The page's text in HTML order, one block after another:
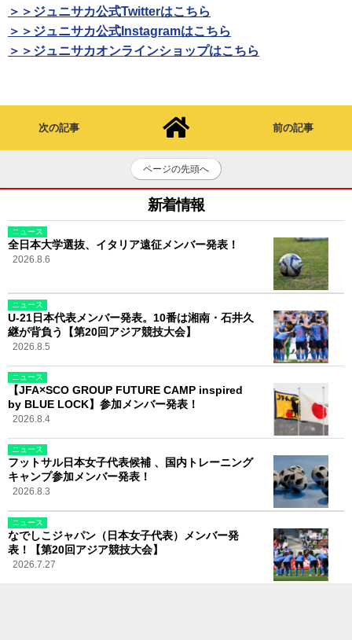
＞＞ジュニサカ公式Twitterはこちら
＞＞ジュニサカ公式Instagramはこちら
＞＞ジュニサカオンラインショップはこちら
次の記事 前の記事
ページの先頭へ
新着情報
ニュース
全日本大学選抜、イタリア遠征メンバー発表！
2026.8.6
ニュース
U-21日本代表メンバー発表。10番は湘南・石井久
継が背負う【第20回アジア競技大会】
2026.8.5
ニュース
【JFA×SCO GROUP FUTURE CAMP inspired
by BLUE LOCK】参加メンバー発表！
2026.8.4
ニュース
フットサル日本女子代表候補 、国内トレーニング
キャンプ参加メンバー発表！
2026.8.3
ニュース
なでしこジャパン（日本女子代表）メンバー発
表！【第20回アジア競技大会】
2026.7.27